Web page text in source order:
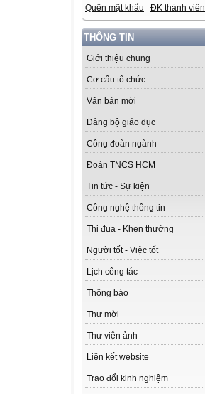
Quên mật khẩu ĐK thành viên
THÔNG TIN
Giới thiệu chung
Cơ cấu tổ chức
Văn bản mới
Đảng bộ giáo dục
Công đoàn ngành
Đoàn TNCS HCM
Tin tức - Sự kiện
Công nghệ thông tin
Thi đua - Khen thưởng
Người tốt - Việc tốt
Lịch công tác
Thông báo
Thư mời
Thư viện ảnh
Liên kết website
Trao đổi kinh nghiệm